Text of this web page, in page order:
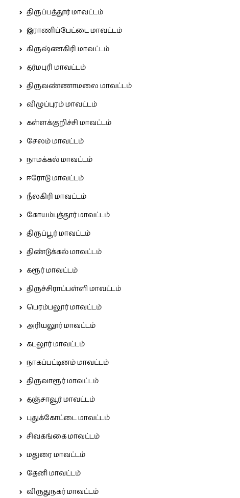
திருப்பத்தூர் மாவட்டம்
இராணிப்பேட்டை மாவட்டம்
கிருஷ்ணகிரி மாவட்டம்
தர்மபுரி மாவட்டம்
திருவண்ணாமலை மாவட்டம்
விழுப்புரம் மாவட்டம்
கள்ளக்குறிச்சி மாவட்டம்
சேலம் மாவட்டம்
நாமக்கல் மாவட்டம்
ஈரோடு மாவட்டம்
நீலகிரி மாவட்டம்
கோயம்புத்தூர் மாவட்டம்
திருப்பூர் மாவட்டம்
திண்டுக்கல் மாவட்டம்
கரூர் மாவட்டம்
திருச்சிராப்பள்ளி மாவட்டம்
பெரம்பலூர் மாவட்டம்
அரியலூர் மாவட்டம்
கடலூர் மாவட்டம்
நாகப்பட்டினம் மாவட்டம்
திருவாரூர் மாவட்டம்
தஞ்சாவூர் மாவட்டம்
புதுக்கோட்டை மாவட்டம்
சிவகங்கை மாவட்டம்
மதுரை மாவட்டம்
தேனி மாவட்டம்
விருதுநகர் மாவட்டம்